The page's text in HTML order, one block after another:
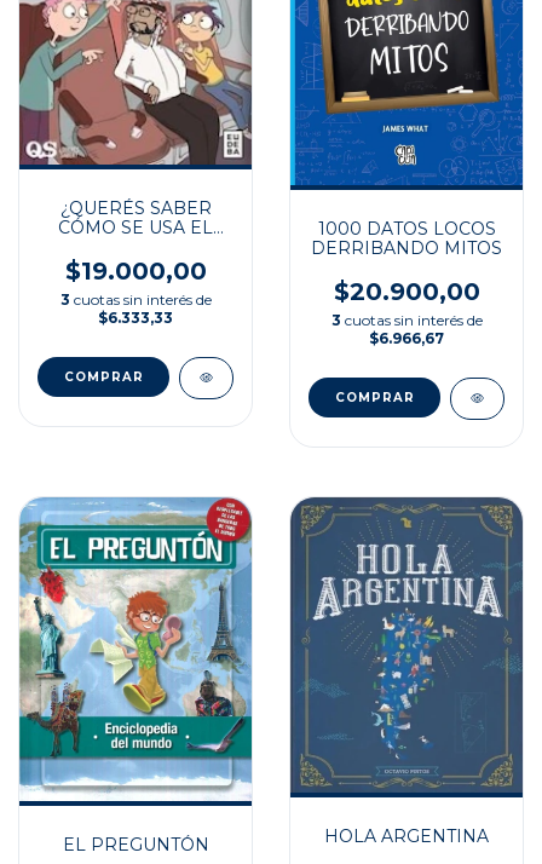
¿QUERÉS SABER
CÓMO SE USA EL
$19.000,00
3 cuotas sin interés de
$6.333,33
1000 DATOS LOCOS
DERRIBANDO MITOS
$20.900,00
3 cuotas sin interés de
$6.966,67
EL PREGUNTÓN HOLA ARGENTINA